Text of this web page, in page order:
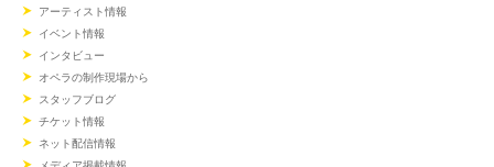
アーティスト情報
イベント情報
インタビュー
オペラの制作現場から
スタッフブログ
チケット情報
ネット配信情報